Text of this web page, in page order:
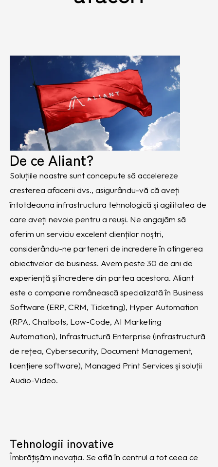
De ce Aliant?
Soluțiile noastre sunt concepute să accelereze
cresterea afacerii dvs., asigurându-vă că aveți
întotdeauna infrastructura tehnologică și agilitatea de
care aveți nevoie pentru a reuși. Ne angajăm să
oferim un serviciu excelent clienților noștri,
considerându-ne parteneri de incredere în atingerea
obiectivelor de business. Avem peste 30 de ani de
experiență și încredere din partea acestora. Aliant
este o companie românească specializată în Business
Software (ERP, CRM, Ticketing), Hyper Automation
(RPA, Chatbots, Low-Code, AI Marketing
Automation), Infrastructură Enterprise (infrastructură
de rețea, Cybersecurity, Document Management,
licențiere software), Managed Print Services și soluții
Audio-Video.
Tehnologii inovative
Îmbrățișăm inovația. Se află în centrul a tot ceea ce